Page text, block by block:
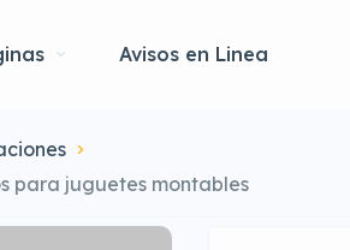
Avisos en Linea
para juguetes montables